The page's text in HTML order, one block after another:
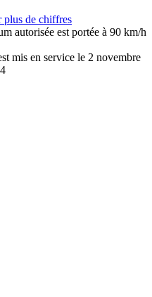
plus de chiffres
autorisée est portée à 90 km/h
mis en service le 2 novembre